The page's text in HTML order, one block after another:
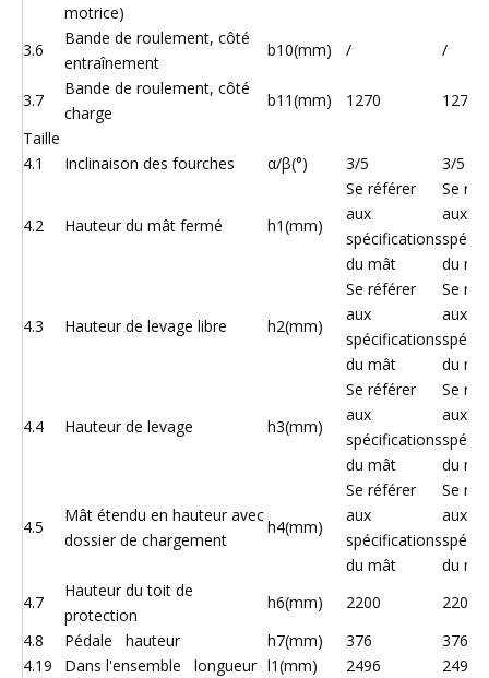
motrice)
3.6
Bande de roulement, côté
entraînement
b10(mm) / /
3.7
Bande de roulement, côté
charge
b11(mm) 1270
1270
Taille
4.1
Inclinaison des fourches α/β(°) 3/5 3/5
4.2 Hauteur du mât fermé h1(mm)
Se référer
aux
spécifications
du mât
Se
aux
du
4.3 Hauteur de levage libre h2(mm)
Se référer
aux
spécifications
du mât
Se
aux
du
4.4 Hauteur de levage h3(mm)
Se référer
aux
spécifications
du mât
Se
aux
du
4.5
Mât étendu en hauteur avec
dossier de chargement
h4(mm)
Se référer
aux
spécifications
du mât
Se
aux
du
4.7
Hauteur du toit de
protection
h6(mm) 2200
2200
4.8
Pédale hauteur h7(mm) 376
376
4.19
Dans l'ensemble longueur l1(mm) 2496
2496